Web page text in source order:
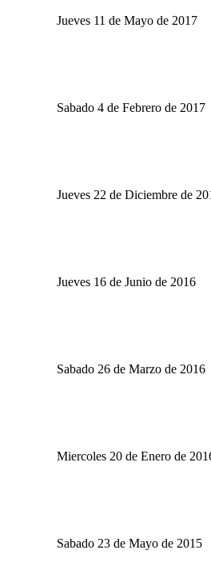
Jueves 11 de Mayo de 2017
Sabado 4 de Febrero de 2017
Jueves 22 de Diciembre de
Jueves 16 de Junio de 2016
Sabado 26 de Marzo de 2016
Miercoles 20 de Enero de
Sabado 23 de Mayo de 2015